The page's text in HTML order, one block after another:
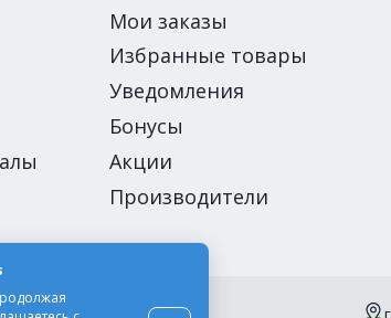
Мои заказы
Избранные товары
Уведомления
Бонусы
Акции
Производители
2003-2026